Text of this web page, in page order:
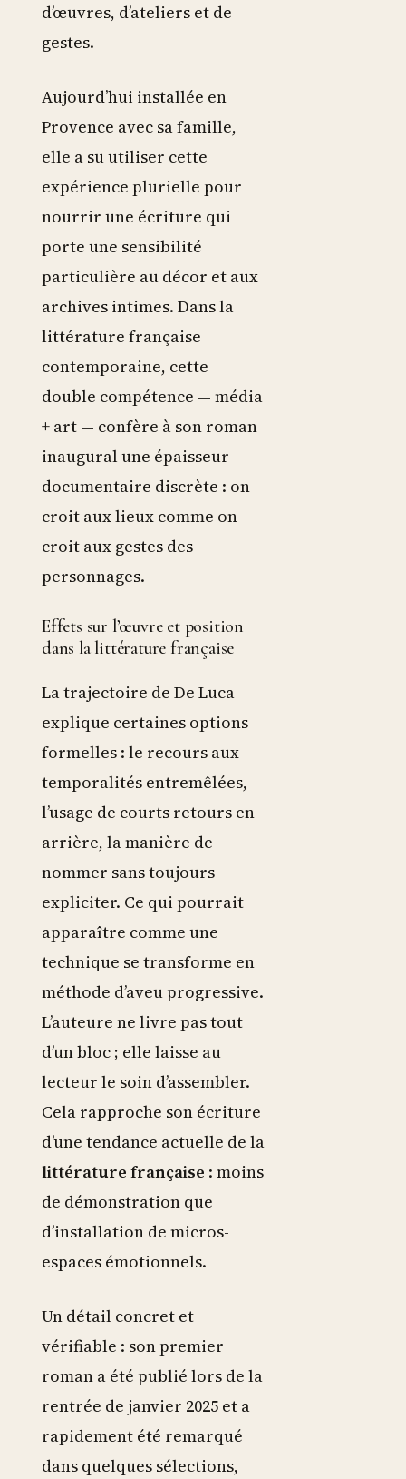
d’œuvres, d’ateliers et de
gestes.
Aujourd’hui installée en
Provence avec sa famille,
elle a su utiliser cette
expérience plurielle pour
nourrir une écriture qui
porte une sensibilité
particulière au décor et aux
archives intimes. Dans la
littérature française
contemporaine, cette
double compétence — média
+ art — confère à son roman
inaugural une épaisseur
documentaire discrète : on
croit aux lieux comme on
croit aux gestes des
personnages.
Effets sur l’œuvre et position
dans la littérature française
La trajectoire de De Luca
explique certaines options
formelles : le recours aux
temporalités entremêlées,
l’usage de courts retours en
arrière, la manière de
nommer sans toujours
expliciter. Ce qui pourrait
apparaître comme une
technique se transforme en
méthode d’aveu progressive.
L’auteure ne livre pas tout
d’un bloc ; elle laisse au
lecteur le soin d’assembler.
Cela rapproche son écriture
d’une tendance actuelle de la
littérature française : moins
de démonstration que
d’installation de micros-
espaces émotionnels.
Un détail concret et
vérifiable : son premier
roman a été publié lors de la
rentrée de janvier 2025 et a
rapidement été remarqué
dans quelques sélections,